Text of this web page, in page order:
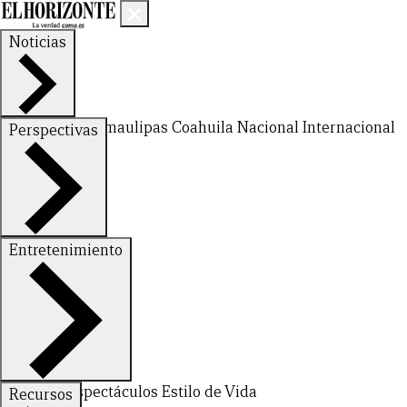
Noticias
Nuevo LeónTamaulipas Coahuila NacionalInternacional
Perspectivas
FinanzasOpinión
Entretenimiento
DeportesEspectáculos Estilo de Vida
Recursos